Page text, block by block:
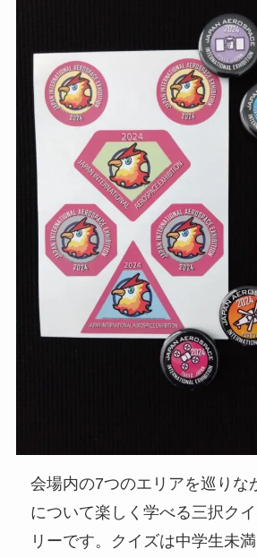
会場内の7つのエリアを巡りな
について楽しく学べる三択ク
リーです。クイズは中学生未